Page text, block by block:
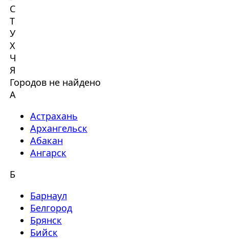
С
Т
У
Х
Ч
Я
Городов не найдено
А
Астрахань
Архангельск
Абакан
Ангарск
Б
Барнаул
Белгород
Брянск
Бийск